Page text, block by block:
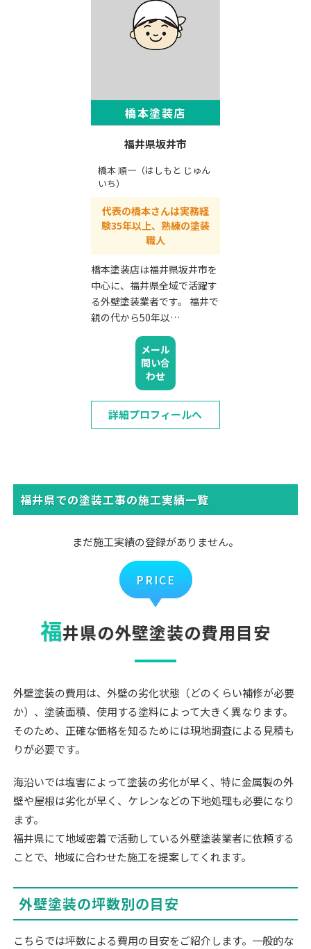
橋本塗装店
福井県坂井市
橋本 順一（はしもと じゅん
いち）
代表の橋本さんは実務経
験35年以上、熟練の塗装
職人
橋本塗装店は福井県坂井市を
中心に、福井県全域で活躍す
る外壁塗装業者です。 福井で
親の代から50年以…
メール
問い合
わせ
詳細プロフィールへ
福井県での塗装工事の施工実績一覧
まだ施工実績の登録がありません。
PRICE
福井県の外壁塗装の費用目安
外壁塗装の費用は、外壁の劣化状態（どのくらい補修が必要
か）、塗装面積、使用する塗料によって大きく異なります。
そのため、正確な価格を知るためには現地調査による見積も
りが必要です。
海沿いでは塩害によって塗装の劣化が早く、特に金属製の外
壁や屋根は劣化が早く、ケレンなどの下地処理も必要になり
ます。
福井県にて地域密着で活動している外壁塗装業者に依頼する
ことで、地域に合わせた施工を提案してくれます。
外壁塗装の坪数別の目安
こちらでは坪数による費用の目安をご紹介します。一般的な